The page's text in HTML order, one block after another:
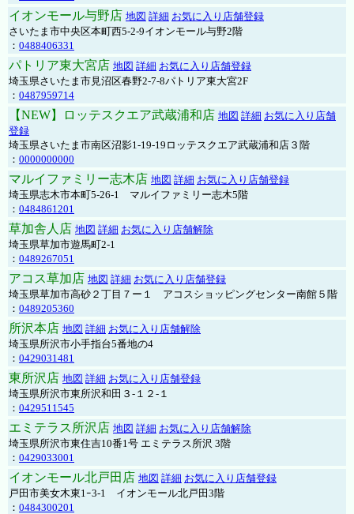
イオンモール与野店 地図 詳細 お気に入り店舗登録
さいたま市中央区本町西5-2-9イオンモール与野2階
： 0488406331
パトリア東大宮店 地図 詳細 お気に入り店舗登録
埼玉県さいたま市見沼区春野2-7-8パトリア東大宮2F
： 0487959714
【NEW】ロッテスクエア武蔵浦和店 地図 詳細 お気に入り店舗
登録
埼玉県さいたま市南区沼影1-19-19ロッテスクエア武蔵浦和店３階
： 0000000000
マルイファミリー志木店 地図 詳細 お気に入り店舗登録
埼玉県志木市本町5-26-1 マルイファミリー志木5階
： 0484861201
草加舎人店 地図 詳細 お気に入り店舗解除
埼玉県草加市遊馬町2-1
： 0489267051
アコス草加店 地図 詳細 お気に入り店舗登録
埼玉県草加市高砂２丁目７ー１ アコスショッピングセンター南館５階
： 0489205360
所沢本店 地図 詳細 お気に入り店舗解除
埼玉県所沢市小手指台5番地の4
： 0429031481
東所沢店 地図 詳細 お気に入り店舗登録
埼玉県所沢市東所沢和田３-１２-１
： 0429511545
エミテラス所沢店 地図 詳細 お気に入り店舗解除
埼玉県所沢市東住吉10番1号 エミテラス所沢 3階
： 0429033001
イオンモール北戸田店 地図 詳細 お気に入り店舗登録
戸田市美女木東1ｰ3‐1 イオンモール北戸田3階
： 0484300201